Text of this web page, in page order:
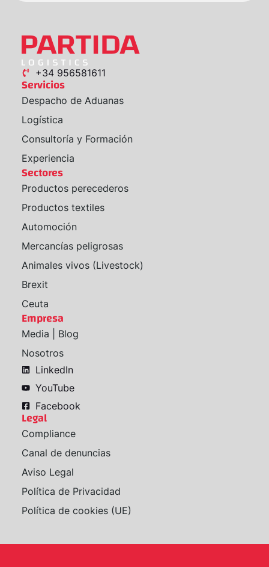
+34 956581611
Servicios
Despacho de Aduanas
Logística
Consultoría y Formación
Experiencia
Sectores
Productos perecederos
Productos textiles
Automoción
Mercancías peligrosas
Animales vivos (Livestock)
Brexit
Ceuta
Empresa
Media | Blog
Nosotros
LinkedIn
YouTube
Facebook
Legal
Compliance
Canal de denuncias
Aviso Legal
Política de Privacidad
Política de cookies (UE)